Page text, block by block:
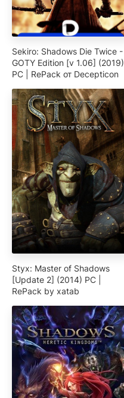
Sekiro: Shadows Die Twice -
GOTY Edition [v 1.06] (2019)
PC | RePack от Decepticon
Styx: Master of Shadows
[Update 2] (2014) PC |
RePack by xatab